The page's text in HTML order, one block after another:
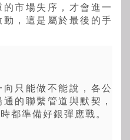
市場失序，才會進一
，這是屬於最後的手
只能做不能說，各公
的聯繫管道與默契，
都準備好銀彈應戰。